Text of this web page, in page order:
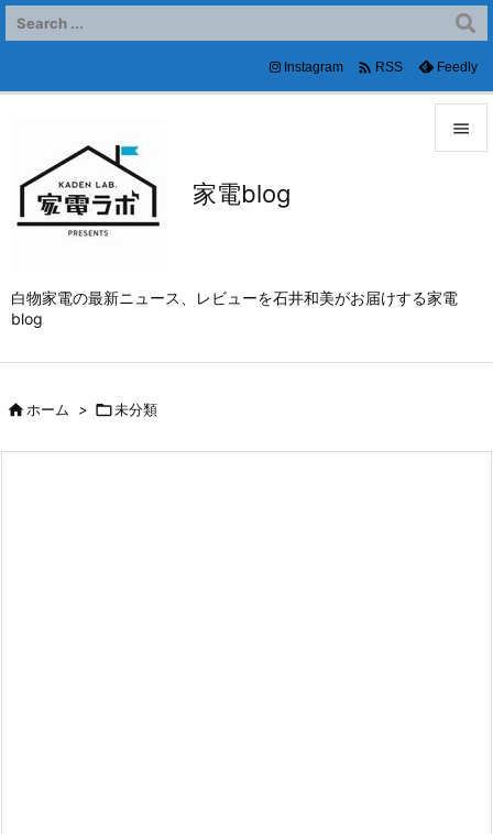
家電blog
白物家電の最新ニュース、レビューを石井和美がお届けする家電
blog


前へ
次へ
Instagram  RSS Feedly
ホーム > 未分類